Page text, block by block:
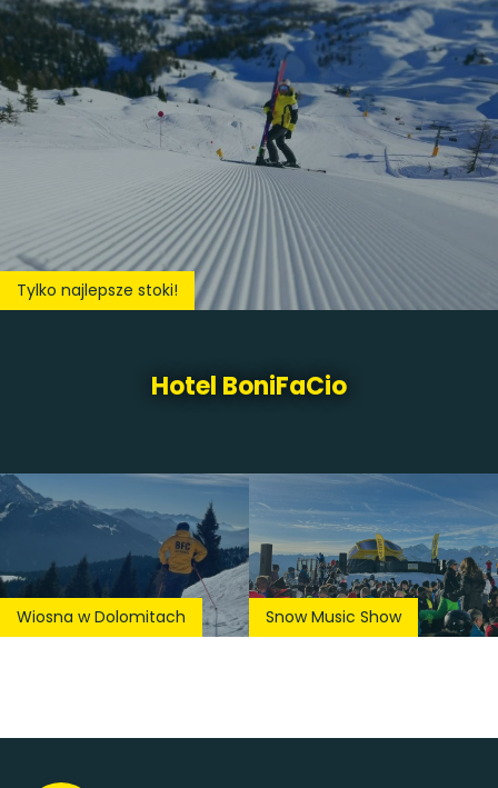
Tylko najlepsze stoki!
Hotel BoniFaCio
Wiosna w Dolomitach Snow Music Show